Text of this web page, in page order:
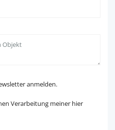
anmelden.
Verarbeitung meiner hier